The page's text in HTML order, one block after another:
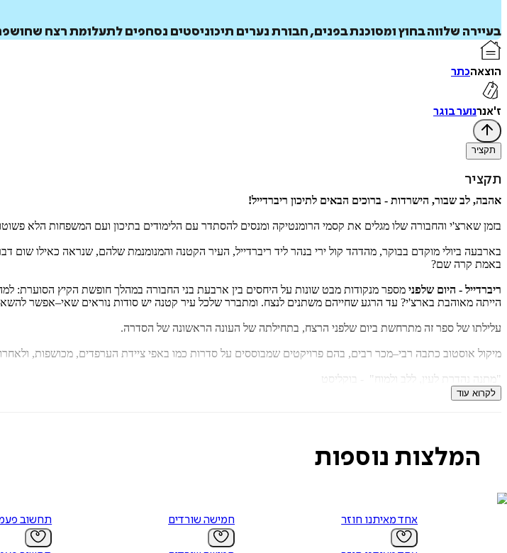
בעיירה שלווה בחוץ ומסוכנת בפנים, חבורת נערים תיכוניסטים נסחפים לתעלומת רצח
הוצאהכתר
ז'אנרנוער בוגר
תקציר
תקציר
אהבה, ‬לב‭ ‬שבור, ‬הישרדות‭ - ‬ברוכים‭ ‬הבאים‭ ‬לתיכון‭ ‬ריברדייל‭!‬
בזמן‭ ‬שארצ‭'‬י‭ ‬והחבורה‭ ‬שלו‭ ‬מגלים‭ ‬את‭ ‬קסמי‭ ‬הרומנטיקה‭ ‬ומנסים‭ ‬להסתדר‭ ‬עם‭ ‬הלימודים‭ ‬בתיכון‭ ‬ועם‭ ‬המשפחות‭ ‬הלא‭ ‬פשוטות‭ ‬שלהם, ‬הם‭ ‬מסתבכים‭ ‬בתעלומה‭ ‬אפלה.‬‭ ‬
‬באמת‭ ‬קרה‭ ‬שם‭?‬
ריברדייל‭ - ‬היום‭ ‬שלפני
‬הייתה‭ ‬מאוהבת‭ ‬בארצ‭'‬י‭?‬ עד‭ ‬הרגע‭ ‬שחייהם‭ ‬משתנים‭ ‬לנצח. ‬ומתברר‭ ‬שלכל‭ ‬עיר‭ ‬קטנה‭ ‬יש‭ ‬סודות‭ ‬נוראים‭ ‬שאי–אפשר‭ ‬להשאירם‭ ‬מאחור‭.‬
עלילתו‭ ‬של‭ ‬ספר‭ ‬זה‭ ‬מתרחשת ‬ביום‭ ‬שלפני‭ ‬הרצח, ‬בתחילתה‭ ‬של‭ ‬העונה‭ ‬הראשונה‭ ‬של‭ ‬הסדרה. ‬
מיקול‭ ‬אוסטוב‭ ‬כתבה‭ ‬רבי‮–‬מכר‭ ‬רבים, ‬בהם‭ ‬פרויקטים‭ ‬שמבוססים‭ ‬על‭ ‬סדרות‭ ‬כמו‭ ‬באפי‭ ‬ציידת‭ ‬הערפדים, ‬מכושפות, ‬ולאחרונה‭, ‬ילדות‭ ‬רעות:‬‭ ‬רומן‭.‬
‭"‬מתנה‭ ‬נהדרת‭ ‬לעין, ‬ללב‭ ‬ולמוח"‬‭ ‬ - בוקליסט
‭"‬סיפור‭ ‬מבריק‭, ‬מרגש‭ ‬ונוגע‭ ‬ללב"‬‭ ‬- וול‭ ‬סטריט‭ ‬ג‭'‬ורנל
‭ ‬"מותח, ‬מתוחכם, ‬כתוב‭ ‬נפלא!"‬ - ‬הניו–יורק‭ ‬טיימס
לקרוא עוד
המלצות נוספות
אחד מאיתנו חוזר חמישה שורדים תחשוב